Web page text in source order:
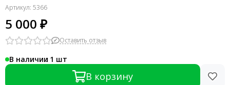
Артикул: 5366
5 000 ₽
Оставить отзыв
В наличии 1
В корзину